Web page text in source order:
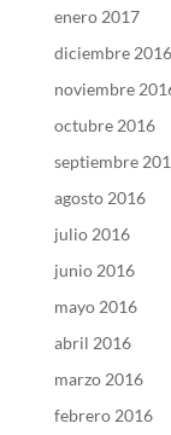
enero 2017
diciembre 2016
noviembre
octubre 2016
septiembre
agosto 2016
julio 2016
junio 2016
mayo 2016
abril 2016
marzo 2016
febrero 2016